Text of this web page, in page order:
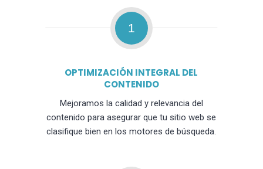
1
OPTIMIZACIÓN INTEGRAL DEL
CONTENIDO
Mejoramos la calidad y relevancia del
contenido para asegurar que tu sitio web se
clasifique bien en los motores de búsqueda.